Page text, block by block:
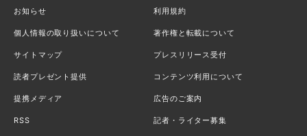
お知らせ 利用規約
個人情報の取り扱いについて 著作権と転載について
サイトマップ プレスリリース受付
読者プレゼント提供 コンテンツ利用について
提携メディア 広告のご案内
RSS 記者・ライター募集